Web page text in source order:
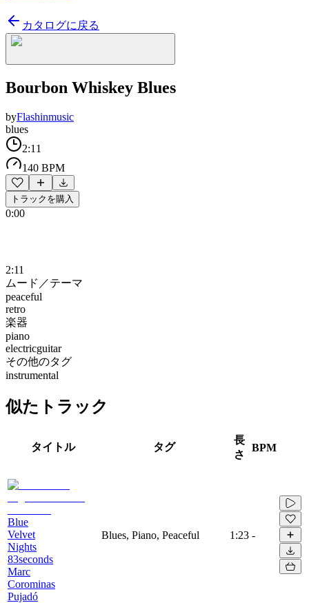
カタログに戻る
Bourbon Whiskey Blues
byFlashinmusic
blues
2:11
140 BPM
トラックを購入
0:00
2:11
ムード／テーマ
peaceful
retro
楽器
piano
electricguitar
その他のタグ
instrumental
似たトラック
タイトル タグ
長
さ
BPM
Blue
Velvet
Nights
83seconds
Marc
Corominas
Pujadó
Blues, Piano, Peaceful 1:23 -